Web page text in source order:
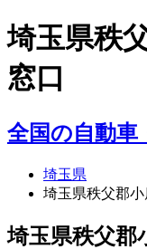
埼玉県秩
窓口
全国の自動車
埼玉県
埼玉県秩父郡
埼玉県秩父郡